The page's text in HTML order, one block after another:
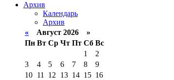
Архив
Календарь
Архив
« Август 2026 »
Пн Вт Ср Чт Пт Сб Вс
1
2
3
4 5 6 7 8
9
10 11 12 13 14 15 16